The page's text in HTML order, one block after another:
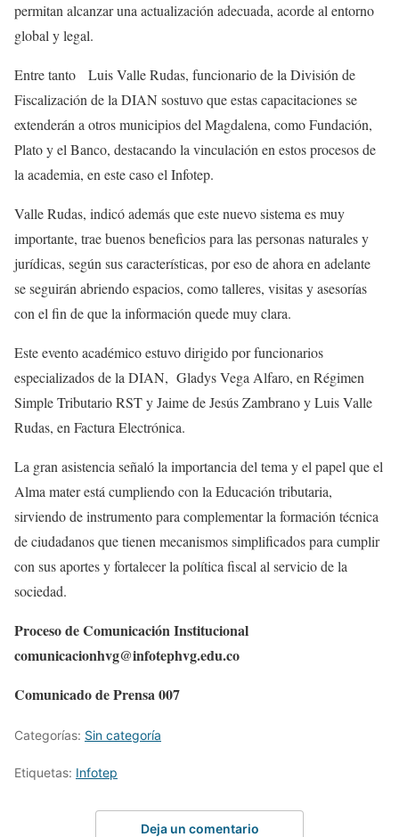
permitan alcanzar una actualización adecuada, acorde al entorno
global y legal.
Entre tanto Luis Valle Rudas, funcionario de la División de
Fiscalización de la DIAN sostuvo que estas capacitaciones se
extenderán a otros municipios del Magdalena, como Fundación,
Plato y el Banco, destacando la vinculación en estos procesos de
la academia, en este caso el Infotep.
Valle Rudas, indicó además que este nuevo sistema es muy
importante, trae buenos beneficios para las personas naturales y
jurídicas, según sus características, por eso de ahora en adelante
se seguirán abriendo espacios, como talleres, visitas y asesorías
con el fin de que la información quede muy clara.
Este evento académico estuvo dirigido por funcionarios
especializados de la DIAN, Gladys Vega Alfaro, en Régimen
Simple Tributario RST y Jaime de Jesús Zambrano y Luis Valle
Rudas, en Factura Electrónica.
La gran asistencia señaló la importancia del tema y el papel que el
Alma mater está cumpliendo con la Educación tributaria,
sirviendo de instrumento para complementar la formación técnica
de ciudadanos que tienen mecanismos simplificados para cumplir
con sus aportes y fortalecer la política fiscal al servicio de la
sociedad.
Proceso de Comunicación Institucional
comunicacionhvg@infotephvg.edu.co
Comunicado de Prensa 007
Categorías: Sin categoría
Etiquetas: Infotep
Deja un comentario